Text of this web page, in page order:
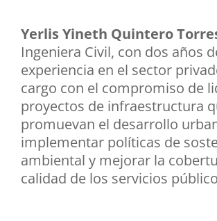
Yerlis Yineth Quintero
Ingeniera Civil, con dos años
experiencia en el sector
cargo con el compromiso de
proyectos de infraestructura
promuevan el desarrollo
implementar políticas de
ambiental y mejorar la
calidad de los servicios